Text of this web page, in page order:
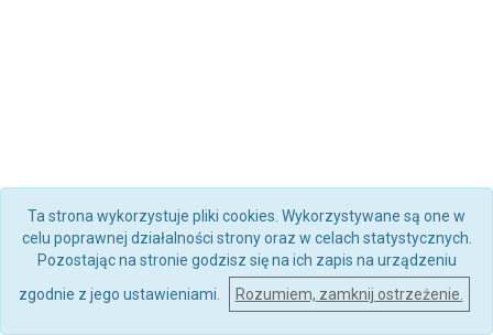
Ta strona wykorzystuje pliki cookies. Wykorzystywane są one w
celu poprawnej działalności strony oraz w celach statystycznych.
Pozostając na stronie godzisz się na ich zapis na urządzeniu
zgodnie z jego ustawieniami.
Rozumiem, zamknij ostrzeżenie.